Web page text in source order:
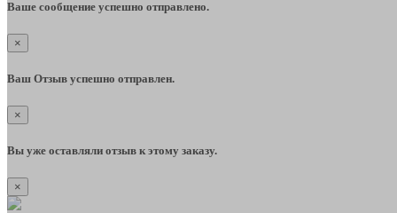
Ваше сообщение успешно отправлено.
×
Ваш Отзыв успешно отправлен.
×
Вы уже оставляли отзыв к этому заказу.
×